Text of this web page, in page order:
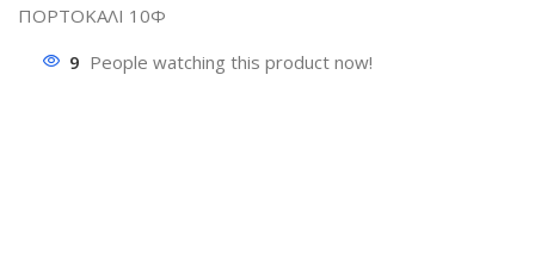
ΠΟΡΤΟΚΑΛΙ 10Φ
9 People watching this product now!